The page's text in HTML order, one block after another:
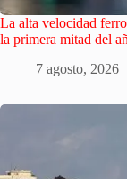
La alta velocidad
la primera mitad del
7 agosto, 2026